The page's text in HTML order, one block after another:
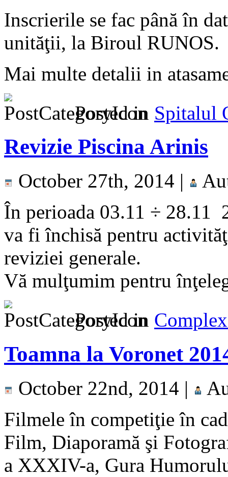
Inscrierile se fac până în
unităţii, la Biroul RUNOS.
Mai multe detalii in
Posted in Spitalul
Revizie Piscina Arinis
October 27th, 2014 |
În perioada 03.11 ÷ 28.11
va fi închisă pentru
reviziei generale.
Vă mulţumim pentru
Posted in
Toamna la Voronet
October 22nd, 2014 |
Filmele în competiţie în
Film, Diaporamă şi
a XXXIV-a, Gura